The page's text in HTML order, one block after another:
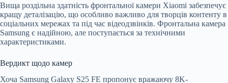
Вища роздільна здатність фронтальної камери Xiaomi забезпечує
кращу деталізацію, що особливо важливо для творців контенту в
соціальних мережах та під час відеодзвінків. Фронтальна камера
Samsung є надійною, але поступається за технічними
характеристиками.
Вердикт щодо камер
Хоча Samsung Galaxy S25 FE пропонує вражаючу 8K-